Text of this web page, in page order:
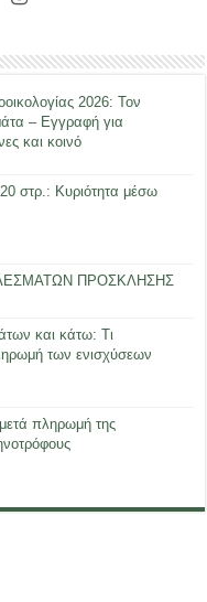
2026: Τον
– Εγγραφή για
και κοινό
στρ.: Κυριότητα μέσω
ΠΡΟΣΚΛΗΣΗΣ
και κάτω: Τι
των ενισχύσεων
πληρωμή της